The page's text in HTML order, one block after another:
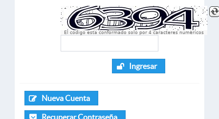
El codigo esta conformado solo por 4 caracteres numèricos
Ingresar
Nueva Cuenta
Recuperar Contraseña